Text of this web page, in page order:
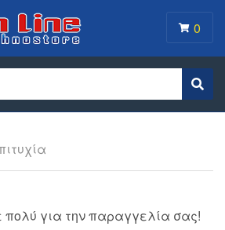
0
πολύ για την παραγγελία σας!